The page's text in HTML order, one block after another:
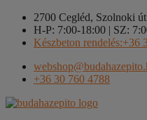
Kilépés
tartalomba
2700 Cegléd, Szolnoki
H-P: 7:00-18:00 | SZ:
Készbeton rendelés:+36
+36 30 760 4788